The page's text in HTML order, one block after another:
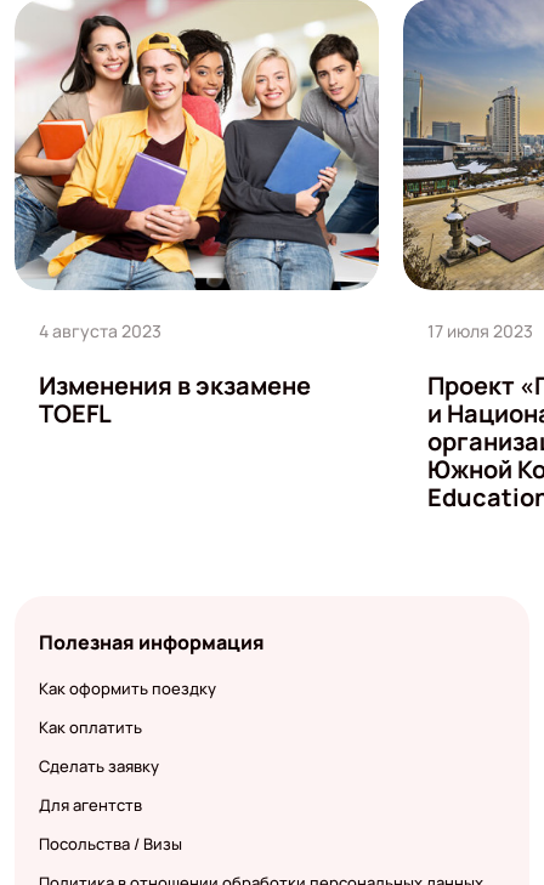
4 августа 2023
Изменения в экзамене
TOEFL
17 июля 2023
Проект
и
Южной
Полезная информация
Как оформить поездку
Как оплатить
Сделать заявку
Для агентств
Посольства / Визы